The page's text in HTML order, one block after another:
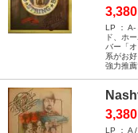
LP ： A-
ド、ホ
バー「
系がお
強力推薦
LP ： A